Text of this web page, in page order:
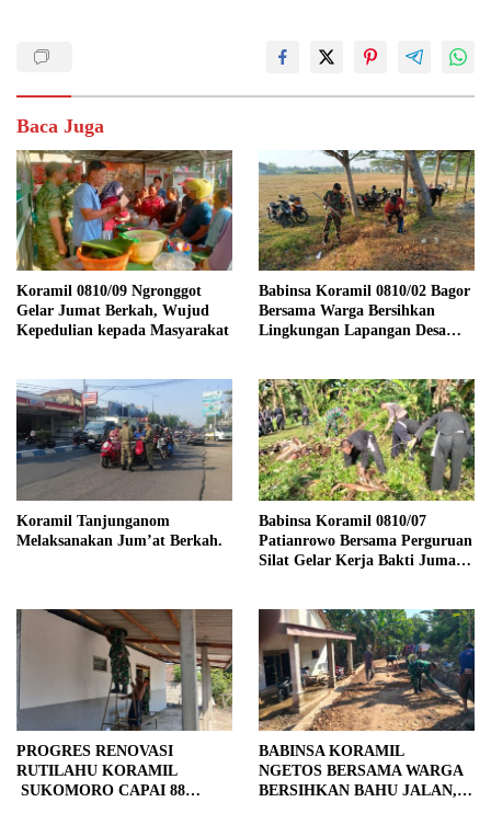
Baca Juga
Koramil 0810/09 Ngronggot
Gelar Jumat Berkah, Wujud
Kepedulian kepada Masyarakat
Babinsa Koramil 0810/02 Bagor
Bersama Warga Bersihkan
Lingkungan Lapangan Desa
Koramil Tanjunganom
Melaksanakan Jum’at Berkah.
Babinsa Koramil 0810/07
Patianrowo Bersama Perguruan
Silat Gelar Kerja Bakti Jumat
PROGRES RENOVASI
RUTILAHU KORAMIL
SUKOMORO CAPAI 88
BABINSA KORAMIL
NGETOS BERSAMA WARGA
BERSIHKAN BAHU JALAN,